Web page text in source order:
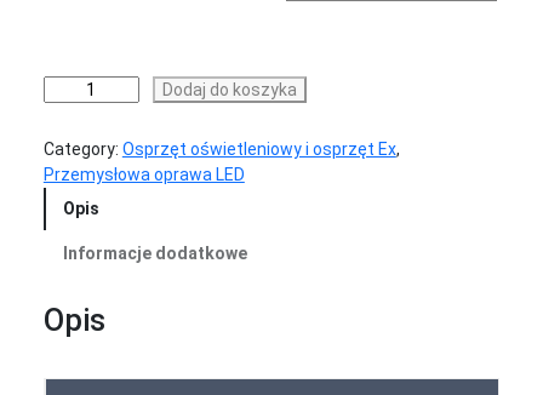
przemysłowa
LED
|
TechLine
Dodaj do koszyka
Category: Osprzęt oświetleniowy i osprzęt Ex
Przemysłowa oprawa LED
Opis
Informacje dodatkowe
Opis